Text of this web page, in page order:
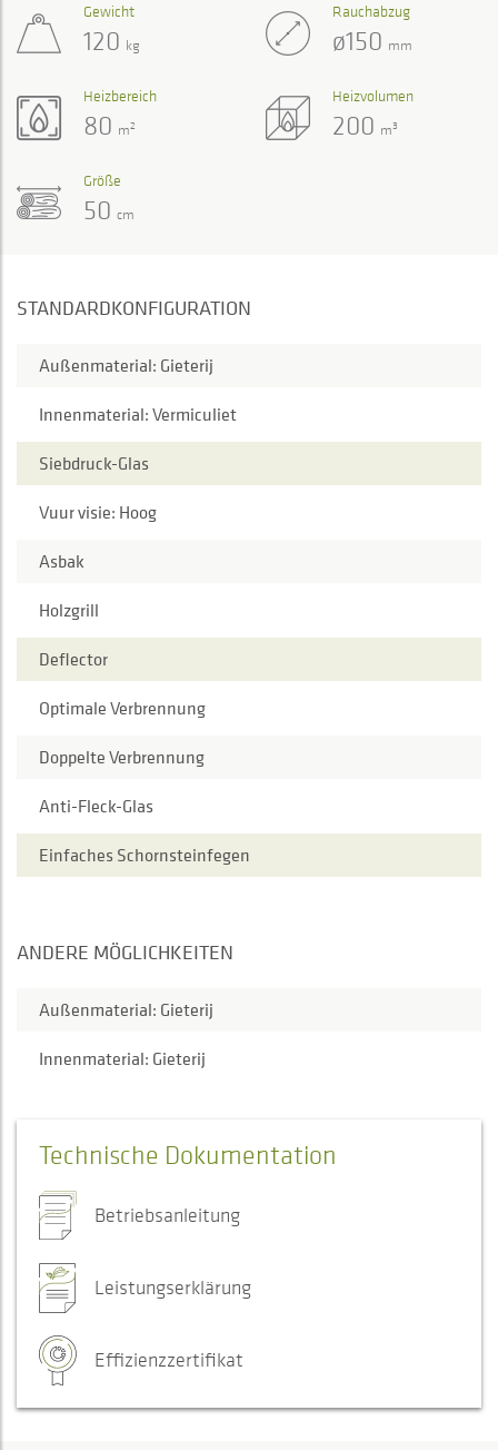
Heizvolumen
200 m3
Heizbereich
80 m2
Gewicht
120 kg
Rauchabzug
ø150 mm
Größe
50 cm
STANDARDKONFIGURATION
Außenmaterial: Gieterij
Innenmaterial: Vermiculiet
Siebdruck-Glas
Vuur visie: Hoog
Asbak
Holzgrill
Deflector
Optimale Verbrennung
Doppelte Verbrennung
Anti-Fleck-Glas
Einfaches Schornsteinfegen
ANDERE MÖGLICHKEITEN
Außenmaterial: Gieterij
Innenmaterial: Gieterij
Technische Dokumentation
Betriebsanleitung
Leistungserklärung
Effizienzzertifikat